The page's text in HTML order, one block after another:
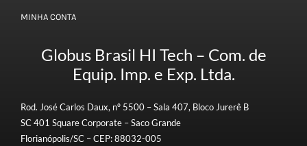
MINHA CONTA
Globus Brasil HI Tech – Com. de
Equip. Imp. e Exp. Ltda.
Rod. José Carlos Daux, nº 5500 – Sala 407, Bloco Jurerê B
SC 401 Square Corporate – Saco Grande
Florianópolis/SC – CEP: 88032-005